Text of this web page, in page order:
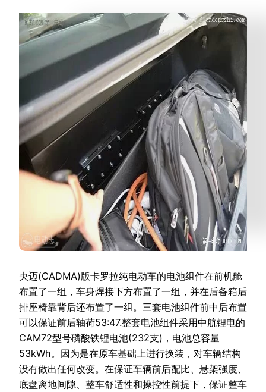
央迈(CADMA)版卡罗拉纯电动车的电池组件在前机舱
布置了一组，车身焊接下方布置了一组，并在后备箱后
排座椅靠背后还布置了一组。三套电池组件前中后布置
可以保证前后轴荷53:47.整套电池组件采用中航锂电的
CAM72型号磷酸铁锂电池(232支)，电池总容量
53kWh。因为是在原车基础上进行换装，对车辆结构
没有做出任何改变。在保证车辆前后配比、悬架强度、
底盘离地间隙、整车舒适性和操控性前提下，保证整车